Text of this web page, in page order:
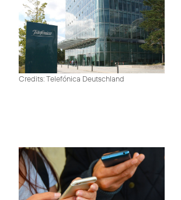
Credits: Telefónica Deutschland